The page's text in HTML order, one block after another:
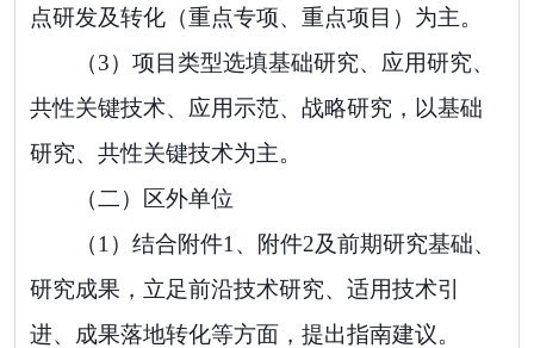
点研发及转化（重点专项、重点项目）为主。
（3）项目类型选填基础研究、 应用研究、
共性关键技术、应用示范、战略研究， 以基础
研究、共性关键技术为主。
（二）区外单位
（1 ）结合附件1 、附件2及前期研究基础、
研究成果，立足前沿技术研究、适用技术引
进、成果落地转化等方面，提出指南建议。